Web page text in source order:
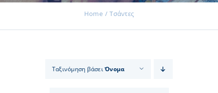
Home Τσάντες
Ταξινόμηση βάσειΌνομα